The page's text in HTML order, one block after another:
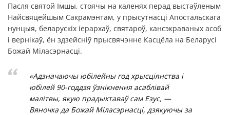
Пасля святой Імшы, стоячы на каленях перад выстаўленым
Найсвяцейшым Сакрамэнтам, у прысутнасці Апостальскага
нунцыя, беларускіх іерархаў, святароў, кансэкраваных асоб
і вернікаў, ён здзейсніў прысвячэнне Касцёла на Беларусі
Божай Міласэрнасці.
«Адзначаючы юбілейны год хрысціянства і
юбілей 90-годдзя ўзнікнення асаблівай
малітвы, якую прадыктаваў сам Езус, —
Вяночка да Божай Міласэрнасці, дзякуючы за